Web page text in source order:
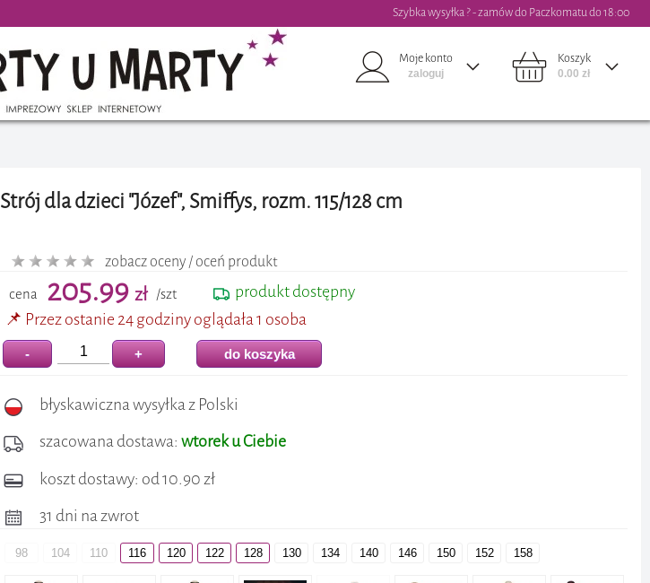
Szybka wysyłka ? - zamów do Paczkomatu do 18:00
Koszyk
0.00 zł
Moje konto
zaloguj
Strój dla dzieci "Józef", Smiffys, rozm. 115/128 cm
zobacz oceny / oceń produkt
cena 205.99zł /szt
produkt dostępny
📌 Przez ostanie 24 godziny oglądała 1 osoba
- + do koszyka
błyskawiczna wysyłka z Polski
szacowana dostawa:wtorek u Ciebie
koszt dostawy: od 10.90 zł
31 dni na zwrot
98 104 110 116 120 122 128 130 134 140 146 150 152 158